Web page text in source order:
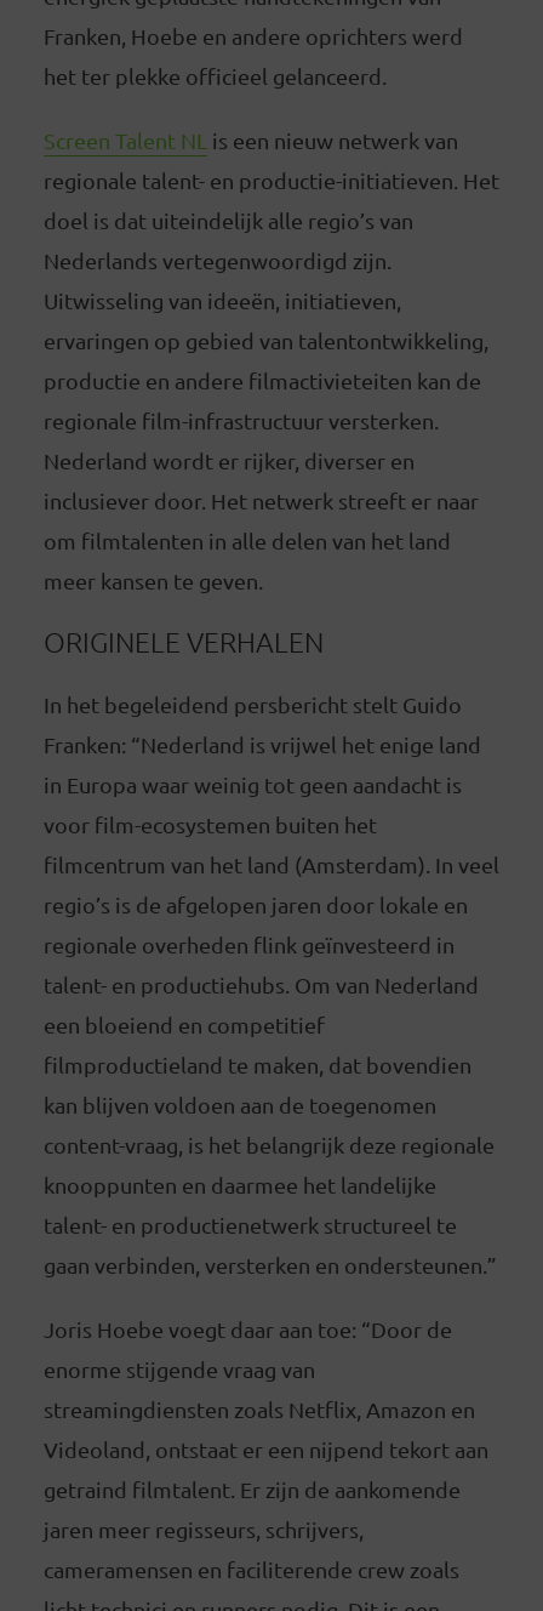
Franken, Hoebe en andere oprichters werd
het ter plekke officieel gelanceerd.
Screen Talent NL is een nieuw netwerk van
regionale talent- en productie-initiatieven. Het
doel is dat uiteindelijk alle regio’s van
Nederlands vertegenwoordigd zijn.
Uitwisseling van ideeën, initiatieven,
ervaringen op gebied van talentontwikkeling,
productie en andere filmactivieteiten kan de
regionale film-infrastructuur versterken.
Nederland wordt er rijker, diverser en
inclusiever door. Het netwerk streeft er naar
om filmtalenten in alle delen van het land
meer kansen te geven.
ORIGINELE VERHALEN
In het begeleidend persbericht stelt Guido
Franken: “Nederland is vrijwel het enige land
in Europa waar weinig tot geen aandacht is
voor film-ecosystemen buiten het
filmcentrum van het land (Amsterdam). In veel
regio’s is de afgelopen jaren door lokale en
regionale overheden flink geïnvesteerd in
talent- en productiehubs. Om van Nederland
een bloeiend en competitief
filmproductieland te maken, dat bovendien
kan blijven voldoen aan de toegenomen
content-vraag, is het belangrijk deze regionale
knooppunten en daarmee het landelijke
talent- en productienetwerk structureel te
gaan verbinden, versterken en ondersteunen.”
Joris Hoebe voegt daar aan toe: “Door de
enorme stijgende vraag van
streamingdiensten zoals Netflix, Amazon en
Videoland, ontstaat er een nijpend tekort aan
getraind filmtalent. Er zijn de aankomende
jaren meer regisseurs, schrijvers,
cameramensen en faciliterende crew zoals